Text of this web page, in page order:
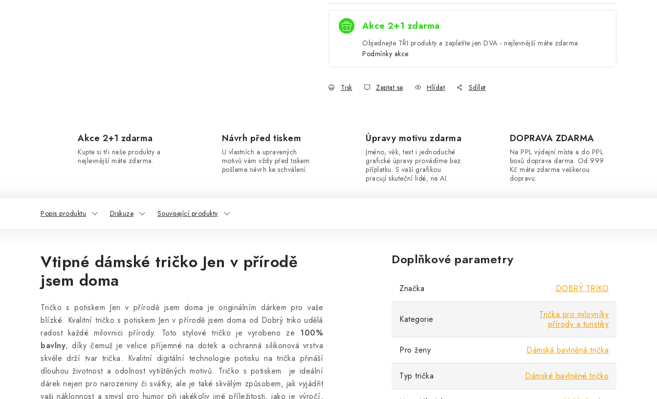
Akce 2+1 zdarma
Objednejte TŘI produkty a zaplatíte jen DVA - nejlevnější máte zdarma.
Podmínky akce
Tisk Zeptat se Hlídat Sdílet
Akce 2+1 zdarma
Kupte si tři naše produkty a
nejlevnější máte zdarma.
Návrh před tiskem
U vlastních a upravených
motivů vám vždy před tiskem
pošleme návrh ke schválení.
Úpravy motivu zdarma
Jméno, věk, text i jednoduché
grafické úpravy provádíme bez
příplatku. S vaší grafikou
pracují skuteční lidé, ne AI.
DOPRAVA ZDARMA
Na PPL výdejní místa a do PPL
boxů doprava darma. Od 999
Kč máte zdarma veškerou
dopravu.
Popis produktu Diskuze Související produkty
Vtipné dámské tričko Jen v přírodě
jsem doma
Tričko s potiskem Jen v přírodě jsem doma je originálním dárkem pro vaše
blízké. Kvalitní tričko s potiskem Jen v přírodě jsem doma od Dobrý triko udělá
radost každé milovnici přírody. Toto stylové tričko je vyrobeno ze 100%
bavlny, díky čemuž je velice příjemné na dotek a ochranná silikonová vrstva
skvěle drží tvar trička. Kvalitní digitální technologie potisku na trička přináší
dlouhou životnost a odolnost vytištěných motivů. Tričko s potiskem je ideální
dárek nejen pro narozeniny či svátky, ale je také skvělým způsobem, jak vyjádřit
vaši náklonnost a smysl pro humor při jakékoliv jiné příležitosti, jako je výročí,
Doplňkové parametry
Značka DOBRÝ TRIKO
Kategorie
Trička pro milovníky
přírody a turistiky
Pro ženy Dámská bavlněná trička
Typ trička Dámské bavlněné tričko